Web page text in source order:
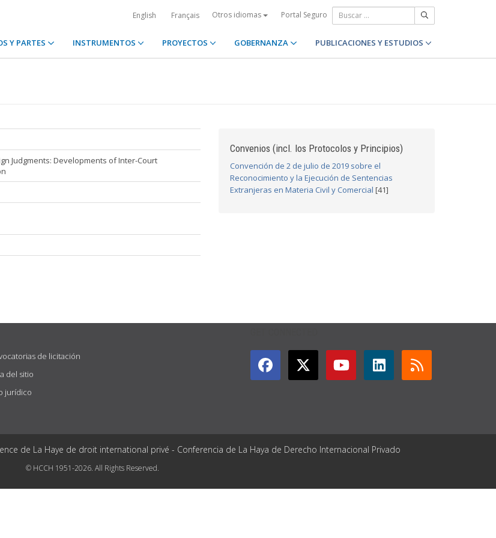
English Français Otros idiomas Portal Seguro
Y PARTES INSTRUMENTOS PROYECTOS GOBERNANZA PUBLICACIONES Y ESTUDIOS
Judgments: Developments of Inter-Court
Convenios (incl. los Protocolos y Principios)
Convención de 2 de julio de 2019 sobre el
Reconocimiento y la Ejecución de Sentencias
Extranjeras en Materia Civil y Comercial [41]
de licitación
del sitio
jurídico
de La Haye de droit international privé - Conferencia de La Haya de Derecho Internacional Privado
© HCCH 1951-2026. All Rights Reserved.